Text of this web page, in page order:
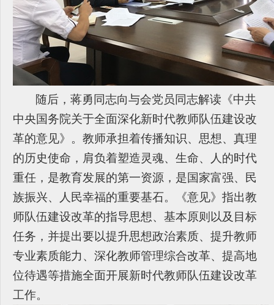
随后，蒋勇同志向与会党员同志解读《中共
中央国务院关于全面深化新时代教师队伍建设改
革的意见》。教师承担着传播知识、思想、真理
的历史使命，肩负着塑造灵魂、生命、人的时代
重任，是教育发展的第一资源，是国家富强、民
族振兴、人民幸福的重要基石。《意见》指出教
师队伍建设改革的指导思想、基本原则以及目标
任务，并提出要以提升思想政治素质、提升教师
专业素质能力、深化教师管理综合改革、提高地
位待遇等措施全面开展新时代教师队伍建设改革
工作。